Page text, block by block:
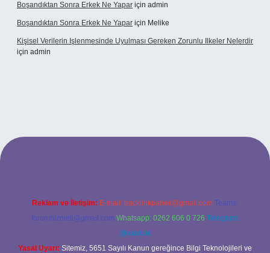
Boşandıktan Sonra Erkek Ne Yapar için admin
Boşandıktan Sonra Erkek Ne Yapar için Melike
Kişisel Verilerin Işlenmesinde Uyulması Gereken Zorunlu Ilkeler Nelerdir
için admin
Reklam ve İletişim: E-mail: backlinkpaneli@gmail.com Teams:
forumhizmeti@gmail.com Whatsapp: 0262 606 0 726 Telegram:
@karabul
Yasal Uyarı: Sitemiz, 5651 Sayılı Kanun gereğince Bilgi Teknolojileri ve